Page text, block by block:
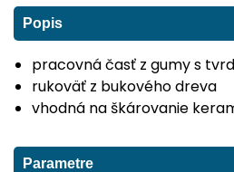
Popis
pracovná časť z gumy s
rukoväť z bukového dreva
vhodná na škárovanie
Parametre